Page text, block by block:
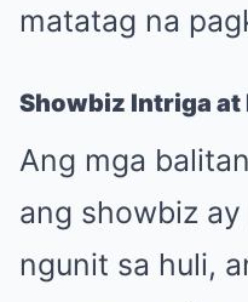
matatag na
Showbiz Intriga
Ang mga
ang showbiz
ngunit sa huli,